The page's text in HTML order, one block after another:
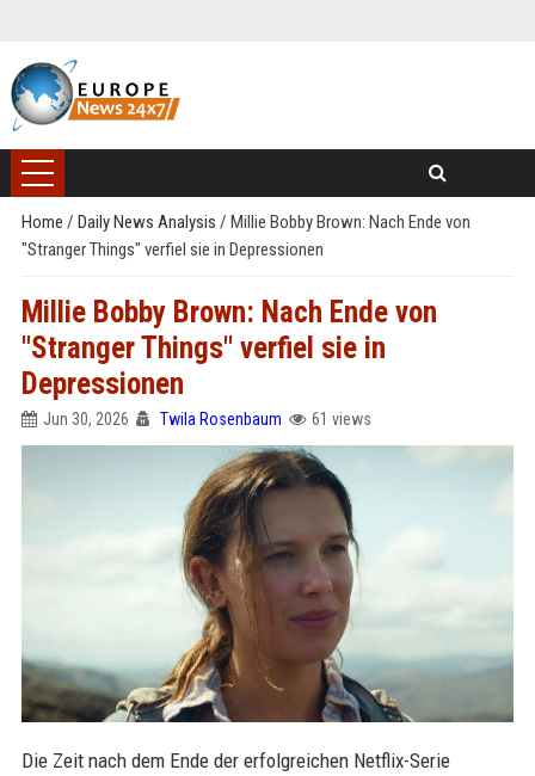
Home / Daily News Analysis / Millie Bobby Brown: Nach Ende von
"Stranger Things" verfiel sie in Depressionen
Millie Bobby Brown: Nach Ende von
"Stranger Things" verfiel sie in
Depressionen
Jun 30, 2026 Twila Rosenbaum 61 views
Die Zeit nach dem Ende der erfolgreichen Netflix-Serie